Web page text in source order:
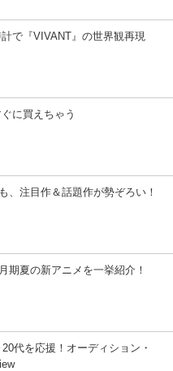
計で『VIVANT』の世界観再現
に買えちゃう
、注目作＆話題作が勢ぞろい！
期夏の新アニメを一挙紹介！
代を応援！オーディション・